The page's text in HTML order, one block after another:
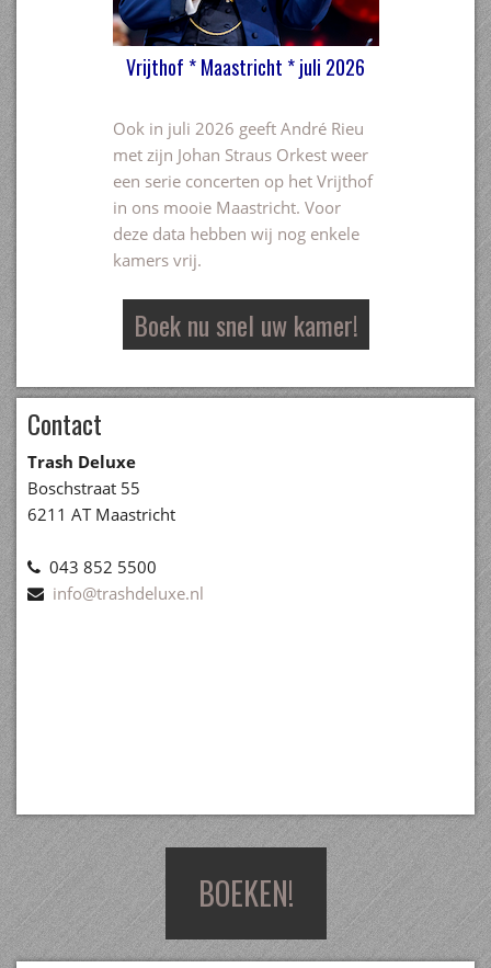
Vrijthof * Maastricht * juli 2026
Ook in juli 2026 geeft André Rieu
met zijn Johan Straus Orkest weer
een serie concerten op het Vrijthof
in ons mooie Maastricht. Voor
deze data hebben wij nog enkele
kamers vrij.
Boek nu snel uw kamer!
Contact
Trash Deluxe
Boschstraat 55
6211 AT Maastricht
043 852 5500
info@trashdeluxe.nl
BOEKEN!